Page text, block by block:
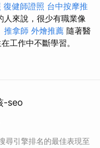
復健師證照 台中按摩推
人來說，很少有職業像
推拿師 外燴推薦 隨著醫
工作中不斷學習。
-seo
尋引擎排名的最佳表現至